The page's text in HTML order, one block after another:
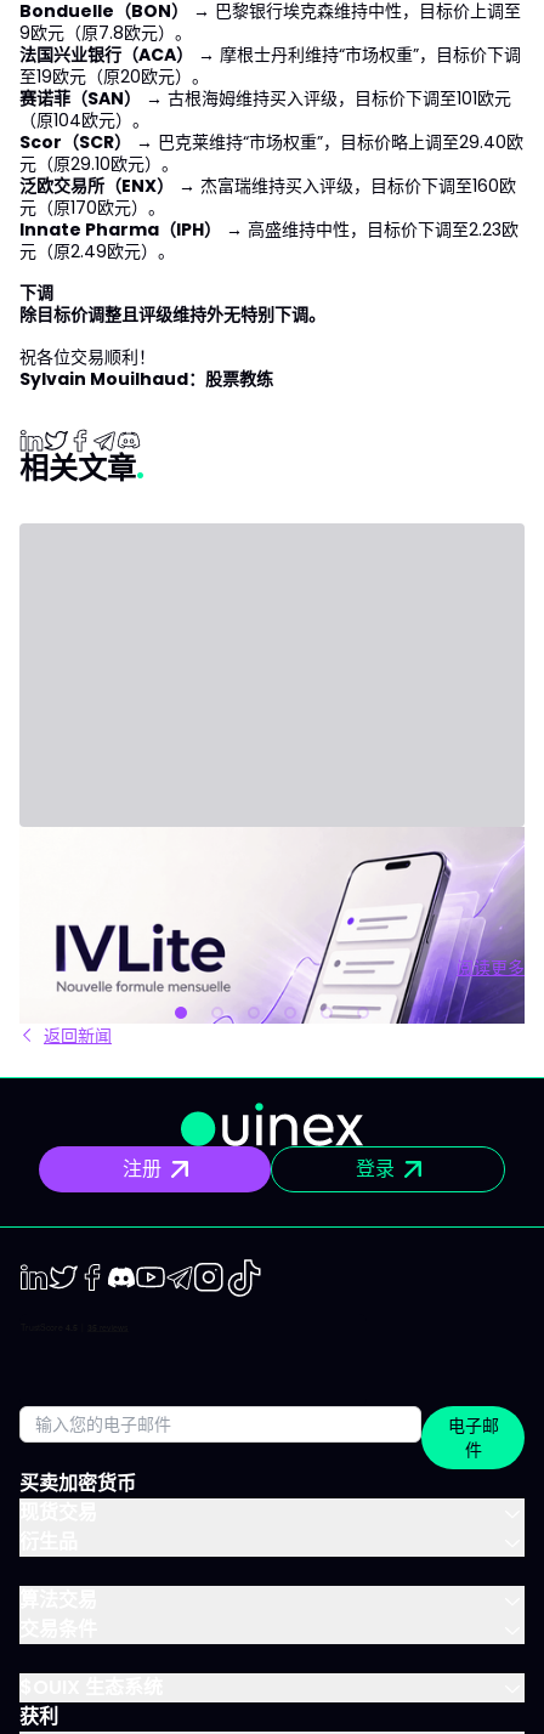
Bonduelle（BON）
→ 巴黎银行埃克森维持中性，目标价上调至
9欧元（原7.8欧元）。
法国兴业银行（ACA）
→ 摩根士丹利维持“市场权重”，目标价下调
至19欧元（原20欧元）。
赛诺菲（SAN）
→ 古根海姆维持买入评级，目标价下调至101欧元
（原104欧元）。
Scor（SCR）
→ 巴克莱维持“市场权重”，目标价略上调至29.40欧
元（原29.10欧元）。
泛欧交易所（ENX）
→ 杰富瑞维持买入评级，目标价下调至160欧
元（原170欧元）。
Innate Pharma（IPH）
→ 高盛维持中性，目标价下调至2.23欧
元（原2.49欧元）。
下调
除目标价调整且评级维持外无特别下调。
祝各位交易顺利！
Sylvain Mouilhaud：股票教练
相关文章
IVLite：IVT精华通知，每月仅29欧元 清晰的计划、市场简报和回
顾，直接送达您的手机与电脑，仅此而已。 问题不在于信息匮乏，
而是过剩。每天都有数十种分析、相互矛盾的观点和信号交织在市
场中。结果就是：你推迟，把事情留到“以后”，最后只能被动应对市
场，而不是主动掌控。 IVLite正是基于这个现象而诞生的。每月
29€，只为你提供一件事：IVT的核心内容通知。 IVLite究竟是什
么？ IVLite即IVT通知的访问权，仅此而已。 具体来说，你会在手机
和电脑上收到IVT教练们制作的清晰计划、短期及中期简报和市场回
信息流，无需额外的动态，不会有无关填充内容。 专为积极投资、
但有正职工作、有生活，无法整天盯着屏幕的人设计。 你将获得哪
些内容？ 精确的市场信息 清晰的情景与关键位，一目了然。你会明
确聚焦要点，不会分心。 明确的计划 预设了操作框架：关注区域、
预期情景与失效点。你不是临场才应付市场，而是有备而来。 短中
期简报 市场波动时，我们抓住波动性；趋势确定时，我们有系统地
流与真实投资者行为。不是猜测，也不是市井杂音。 IVLite的一天
举个例子，一天的节奏大致如下： 07:45 晨间简报 开盘前设定今日
基调。 09:12 今日计划，CAC 40 明确关注点、操作情景、失效
点。 14:30 中期简报，黄金 趋势形成时，科学跟随。 22:05 市场回
医疗 加密货币：BTC、ETH、SOL和山寨币 大宗商品：黄金、原
油、白银 ETF：SPY、QQQ、MSCI World 免费、IVLite、VIP：如
何定位？ IVLite特意定位于免费账户与VIP之间。如果你想获取实用
内容但不需要全方位陪伴，这是最佳选择。 你会获得 免费 IVLite
VIP 晨间简报
阅读更多
阅读
返回新闻
注册 登录
买卖加密货币
获利
Telegram
Instagram
电子邮
件